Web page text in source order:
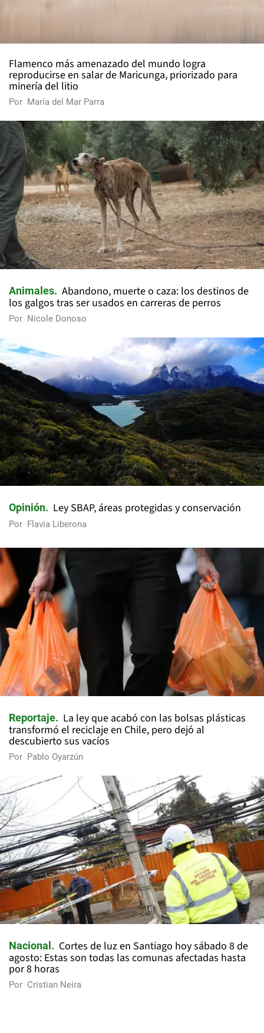
Flamenco más amenazado del mundo logra
reproducirse en salar de Maricunga, priorizado para
minería del litio
Por María del Mar Parra
Animales
Abandono, muerte o caza: los destinos de
los galgos tras ser usados en carreras de perros
Por Nicole Donoso
Opinión Ley SBAP, áreas protegidas y conservación
Por Flavia Liberona
Reportaje
La ley que acabó con las bolsas plásticas
transformó el reciclaje en Chile, pero dejó al
descubierto sus vacíos
Por Pablo Oyarzún
Nacional
Cortes de luz en Santiago hoy sábado 8 de
agosto: Estas son todas las comunas afectadas hasta
por 8 horas
Por Cristian Neira